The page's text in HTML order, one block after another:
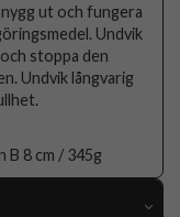
ut och fungera
Undvik
stoppa den
Undvik långvarig
B 8 cm / 345g